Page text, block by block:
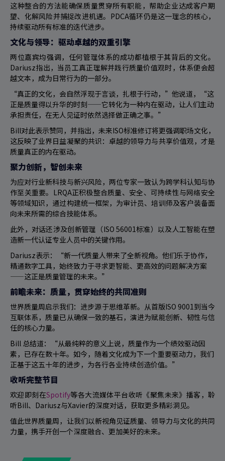
这种整合的方法能确保质量贯穿所有职能，帮助企业达成客户期
望、化解风险并捕捉改进机遇。PDCA循环仍是这一理念的核心，
持续驱动所有标准的迭代进步。
文化与领导：驱动卓越的双重引擎
两位嘉宾均强调，任何管理体系的成功都植根于其背后的文化。
Dariusz指出，当员工真正理解并践行质量价值观时，体系便会超
越文本，成为日常行为的一部分。
“真正的文化，会自然浮现于言谈，扎根于行动，”他说道，“这
正是质量得以升华的时刻——它转化为一种内在驱动，让人们主动
承担责任，在无人见证时依然选择做正确之事。”
Bill对此表示赞同，并指出，未来ISO标准修订将更强调职场文化，
这反映了业界日益凝聚的共识：卓越的领导力与共享价值观，才是
质量真正的内在驱动。
聚力创新，智创未来
为应对行业新科技与新兴风险，两位专家一致认为跨学科认知与协
作至关重要。LRQA正积极整合质量、安全、可持续性与网络安全
等领域知识，通过构建统一框架，为审计员、培训师及客户装备面
向未来所需的综合技能体系。
此外，对话还涉及创新管理（ISO 56001标准）以及人工智能在塑
造新一代认证专业人员中的关键作用。
Dariusz表示：“新一代质量人带来了全新视角。他们乐于协作，
精通数字工具，始终致力于寻求更智能、更高效的问题解决方案
——这正是质量管理的未来。”
前瞻未来：质量，贯穿始终的共同准则
世界质量周启示我们：进步源于思维革新。从首版ISO 9001到当今
互联体系，质量已从确保一致的基石，演进为赋能创新、韧性与信
任的核心力量。
Bill 总结道：“从最纯粹的意义上说，质量作为一个绩效驱动因
素，已存在数十年。如今，随着文化成为下一个重要驱动力，我们
正基于这五十年的进步，为各行各业持续创造价值。”
收听完整节目
欢迎即刻在Spotify等各大流媒体平台收听《聚焦未来》播客，聆
听Bill、Dariusz与Xavier的深度对话，获取更多精彩洞见。
值此世界质量周，让我们以新视角见证质量、领导力与文化的共同
力量，携手开创一个深度融合、更加美好的未来。